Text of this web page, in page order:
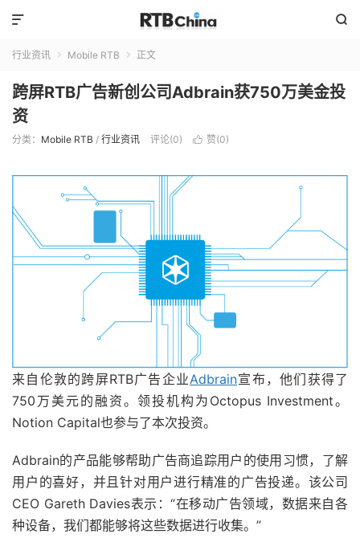


行业资讯  Mobile RTB  正文
跨屏RTB广告新创公司Adbrain获750万美金投
资
分类： Mobile RTB / 行业资讯 评论(0)  赞(0)
来自伦敦的跨屏RTB广告企业Adbrain宣布，他们获得了
750万美元的融资。领投机构为Octopus Investment。
Notion Capital也参与了本次投资。
Adbrain的产品能够帮助广告商追踪用户的使用习惯，了解
用户的喜好，并且针对用户进行精准的广告投递。该公司
CEO Gareth Davies表示：“在移动广告领域，数据来自各
种设备，我们都能够将这些数据进行收集。”